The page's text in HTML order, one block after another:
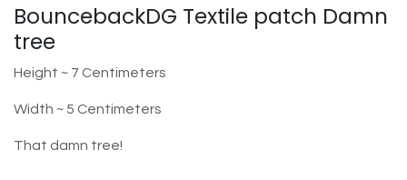
BouncebackDG Textile patch Damn
tree
Height ~ 7 Centimeters
Width ~ 5 Centimeters
That damn tree!